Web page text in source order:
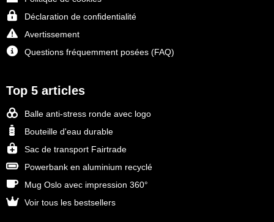
Déclaration de confidentialité
Avertissement
Questions fréquemment posées (FAQ)
Top 5 articles
Balle anti-stress ronde avec logo
Bouteille d'eau durable
Sac de transport Fairtrade
Powerbank en aluminium recyclé
Mug Oslo avec impression 360°
Voir tous les bestsellers